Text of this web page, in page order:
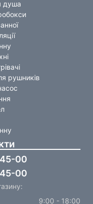
душа
рушників
00
00
9:00 - 18:00